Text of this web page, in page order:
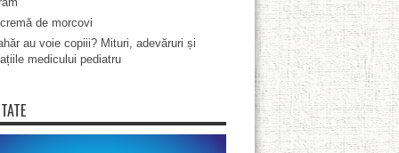
de morcovi
au voie copiii? Mituri, adevăruri și
medicului pediatru